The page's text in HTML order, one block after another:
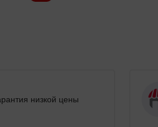
низкой цены